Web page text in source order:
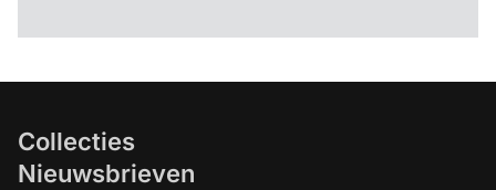
Collecties
Nieuwsbrieven